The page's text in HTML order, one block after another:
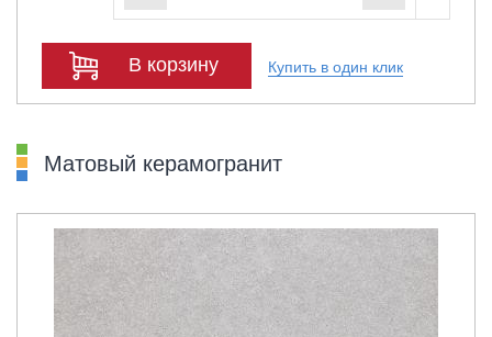
В корзину Купить в один клик
Матовый керамогранит